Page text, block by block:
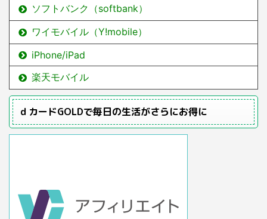
ソフトバンク（softbank）
ワイモバイル（Y!mobile）
iPhone/iPad
楽天モバイル
ｄカードGOLDで毎日の生活がさらにお得に